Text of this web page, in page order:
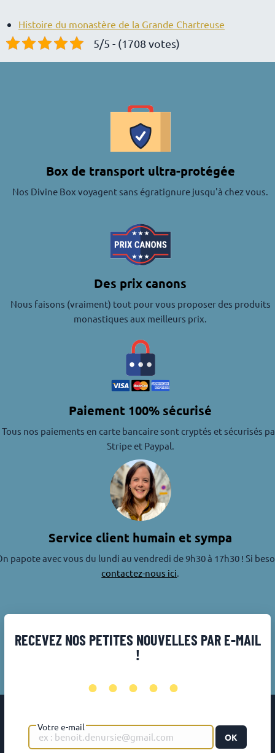
Histoire du monastère de la Grande Chartreuse
5/5 - (1708 votes)
Box de transport ultra-protégée
Nos Divine Box voyagent sans égratignure jusqu'à chez vous.
Des prix canons
Nous faisons (vraiment) tout pour vous proposer des produits
monastiques aux meilleurs prix.
Paiement 100% sécurisé
Tous nos paiements en carte bancaire sont cryptés et sécurisés
Stripe et Paypal.
Service client humain et sympa
papote avec vous du lundi au vendredi de 9h30 à 17h30 ! Si
contactez-nous ici.
RECEVEZ NOS PETITES NOUVELLES PAR E-MAIL
!
•••••
Votre e-mail
OK